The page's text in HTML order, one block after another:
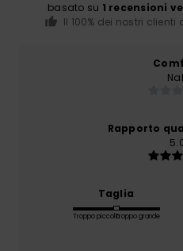
basato su 1 recensioni
Il 100% dei nostri
Rapporto
Taglia
Troppo piccoloTroppo grande